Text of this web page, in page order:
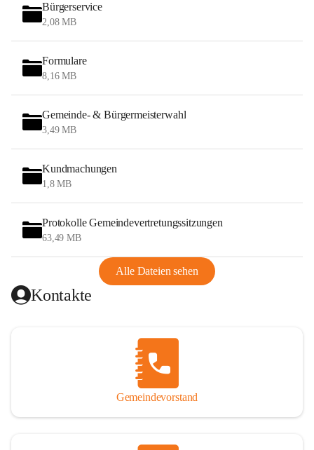
Bürgerservice
2,08 MB
Formulare
8,16 MB
Gemeinde- & Bürgermeisterwahl
3,49 MB
Kundmachungen
1,8 MB
Protokolle Gemeindevertretungssitzungen
63,49 MB
Alle Dateien sehen
Kontakte
Gemeindevorstand